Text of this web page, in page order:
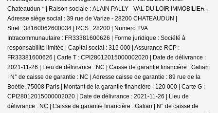
Chateaudun * | Raison sociale : ALAIN PALLY - VAL DU LOIR IMMOBILIER |
Adresse siège social : 39 rue de Varize - 28200 CHATEAUDUN |
Siret : 38160062600034 | RCS : 28200 | Numero TVA
Intracommunautaire : FR33381600626 | Forme juridique : Société à
responsabilité limitée | Capital social : 315 000 | Assurance RCP :
FR33381600626 | Carte T : CPI28012015000002020 | Date de délivrance :
2021-11-26 | Lieu de délivrance : NC | Caisse de garantie financière : Galian.
| N° de caisse de garantie : NC | Adresse caisse de garantie : 89 rue de la
Boétie, 75008 Paris | Montant de la garantie financière : 120 000 | Carte G :
CPI28012015000002020 | Date de délivrance : 2021-11-26 | Lieu de
délivrance : NC | Caisse de garantie financière : Galian | N° de caisse de